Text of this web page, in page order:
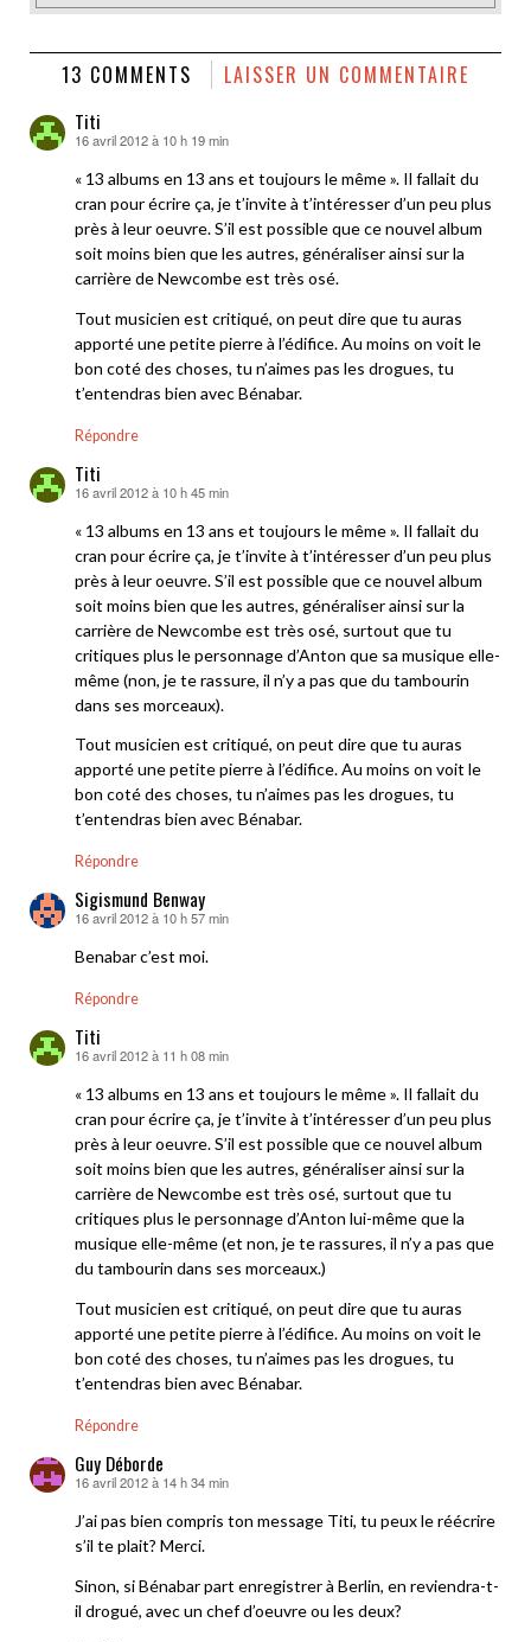
13 COMMENTS LAISSER UN COMMENTAIRE
Titi
dit :
16 avril 2012 à 10 h 19 min
« 13 albums en 13 ans et toujours le même ». Il fallait du
cran pour écrire ça, je t’invite à t’intéresser d’un peu plus
près à leur oeuvre. S’il est possible que ce nouvel album
soit moins bien que les autres, généraliser ainsi sur la
carrière de Newcombe est très osé.
Tout musicien est critiqué, on peut dire que tu auras
apporté une petite pierre à l’édifice. Au moins on voit le
bon coté des choses, tu n’aimes pas les drogues, tu
t’entendras bien avec Bénabar.
Répondre
Titi
dit :
16 avril 2012 à 10 h 45 min
« 13 albums en 13 ans et toujours le même ». Il fallait du
cran pour écrire ça, je t’invite à t’intéresser d’un peu plus
près à leur oeuvre. S’il est possible que ce nouvel album
soit moins bien que les autres, généraliser ainsi sur la
carrière de Newcombe est très osé, surtout que tu
critiques plus le personnage d’Anton que sa musique elle-
même (non, je te rassure, il n’y a pas que du tambourin
dans ses morceaux).
Tout musicien est critiqué, on peut dire que tu auras
apporté une petite pierre à l’édifice. Au moins on voit le
bon coté des choses, tu n’aimes pas les drogues, tu
t’entendras bien avec Bénabar.
Répondre
Sigismund Benway
dit :
16 avril 2012 à 10 h 57 min
Benabar c’est moi.
Répondre
Titi
dit :
16 avril 2012 à 11 h 08 min
« 13 albums en 13 ans et toujours le même ». Il fallait du
cran pour écrire ça, je t’invite à t’intéresser d’un peu plus
près à leur oeuvre. S’il est possible que ce nouvel album
soit moins bien que les autres, généraliser ainsi sur la
carrière de Newcombe est très osé, surtout que tu
critiques plus le personnage d’Anton lui-même que la
musique elle-même (et non, je te rassures, il n’y a pas que
du tambourin dans ses morceaux.)
Tout musicien est critiqué, on peut dire que tu auras
apporté une petite pierre à l’édifice. Au moins on voit le
bon coté des choses, tu n’aimes pas les drogues, tu
t’entendras bien avec Bénabar.
Répondre
Guy Déborde
dit :
16 avril 2012 à 14 h 34 min
J’ai pas bien compris ton message Titi, tu peux le réécrire
s’il te plait? Merci.
Sinon, si Bénabar part enregistrer à Berlin, en reviendra-t-
il drogué, avec un chef d’oeuvre ou les deux?